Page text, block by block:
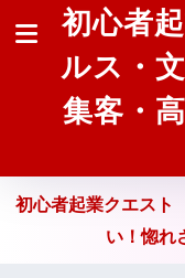
初心者
ルス・
集客・
初心者起業クエス
い！惚れ